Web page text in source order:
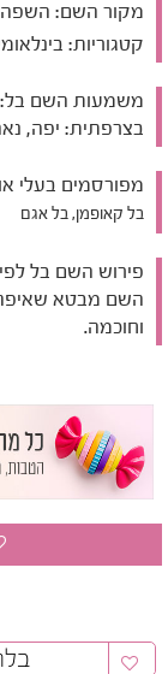
מקור השם:
קטגוריות:
משמעות השם בל:
בצרפתית: יפה,
מפורסמים בעלי
בל קאופמן, בל אגם
פירוש השם בל
השם מבטא שאיפה
וחוכמה.